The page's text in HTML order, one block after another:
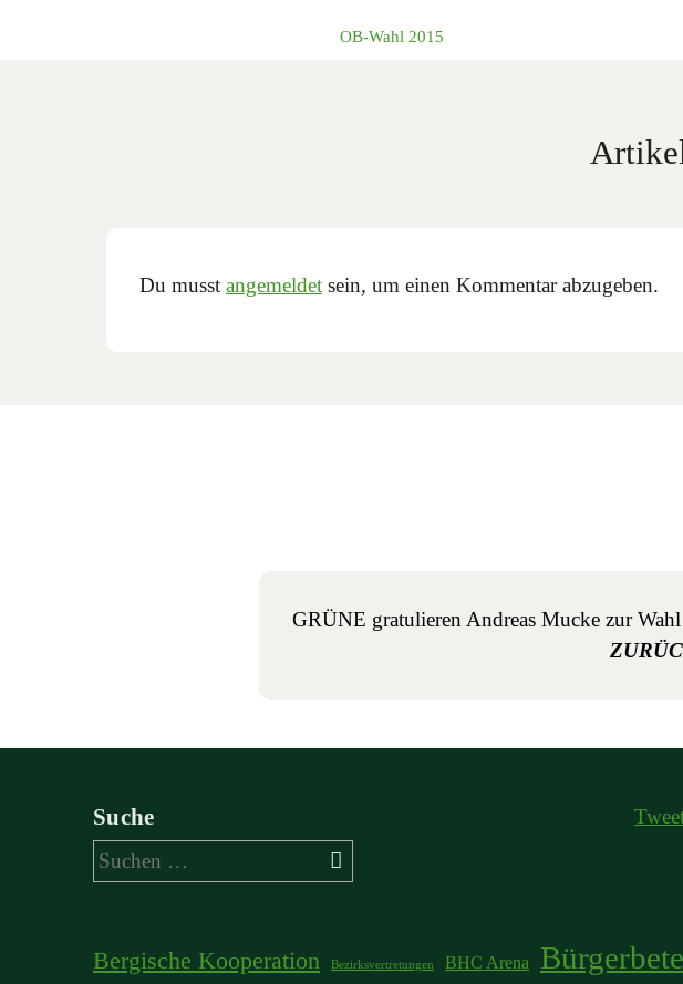
OB-Wahl 2015
Du musst angemeldet sein, um einen Kommentar abzugeben.
GRÜNE gratulieren Andreas Mucke zur Wahl
Suche
Suchen
nach:
Bergische Kooperation Bezirksvertretungen BHC Arena